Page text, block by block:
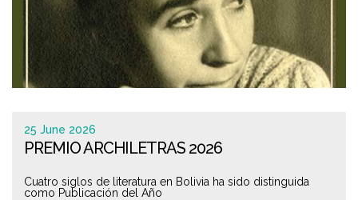
25 June 2026
PREMIO ARCHILETRAS 2026
Cuatro siglos de literatura en Bolivia ha sido distinguida
como Publicación del Año